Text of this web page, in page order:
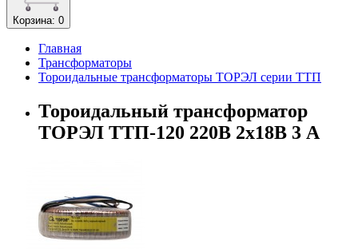
Корзина: 0
Главная
Трансформаторы
Тороидальные трансформаторы ТОРЭЛ серии ТТП
Тороидальный трансформатор
ТОРЭЛ ТТП-120 220В 2х18В 3 А